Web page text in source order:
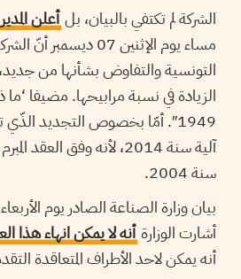
الشركة لم تكتفي بالبيان، بل أعلن
مساء يوم الإثنين
التونسية والتفاوض بشأنها من
الزيادة في نسبة مرابيحها. مضيفا
آلية سنة 2014، لأنه
سنة 2004.
أشارت الوزارة أنه لا يمكن انهاء هذا
أنه يمكن لاحد الأطراف المتعاقدة التقدم لإبطال الاتفاق 10 سنوات على